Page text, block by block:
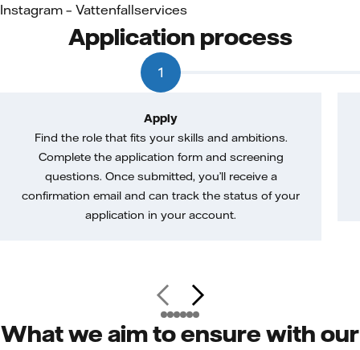
Instagram – Vattenfallservices
Application process
1
Apply
Find the role that fits your skills and ambitions.
Complete the application form and screening
questions. Once submitted, you’ll receive a
confirmation email and can track the status of your
application in your account.
What we aim to ensure with our